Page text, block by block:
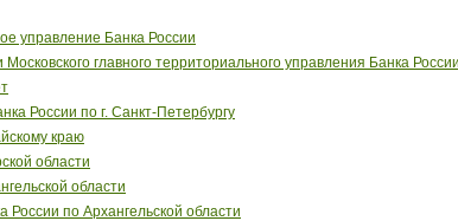
управление Банка России
главного территориального управления Банка России
России по г. Санкт-Петербургу
краю
области
области
России по Архангельской области